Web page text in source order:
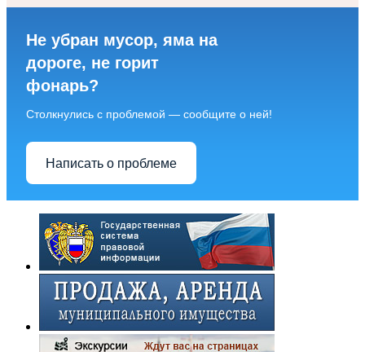
Не убран мусор, яма на
дороге, не горит
фонарь?
Столкнулись с проблемой — сообщите о ней!
Написать о проблеме